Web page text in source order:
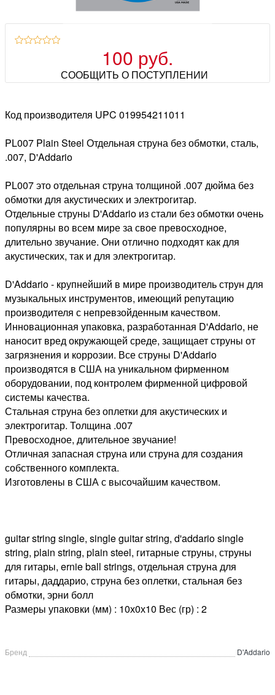
100 руб.
СООБЩИТЬ О ПОСТУПЛЕНИИ
Код производителя UPC 019954211011
PL007 Plain Steel Отдельная струна без обмотки, сталь,
.007, D'Addario
PL007 это отдельная струна толщиной .007 дюйма без
обмотки для акустических и электрогитар.
Отдельные струны D'Addario из стали без обмотки очень
популярны во всем мире за свое превосходное,
длительно звучание. Они отлично подходят как для
акустических, так и для электрогитар.
D'Addario - крупнейший в мире производитель струн для
музыкальных инструментов, имеющий репутацию
производителя с непревзойденным качеством.
Инновационная упаковка, разработанная D'Addario, не
наносит вред окружающей среде, защищает струны от
загрязнения и коррозии. Все струны D'Addario
производятся в США на уникальном фирменном
оборудовании, под контролем фирменной цифровой
системы качества.
Стальная струна без оплетки для акустических и
электрогитар. Толщина .007
Превосходное, длительное звучание!
Отличная запасная струна или струна для создания
собственного комплекта.
Изготовлены в США с высочайшим качеством.
guitar string single, single guitar string, d'addario single
string, plain string, plain steel, гитарные струны, струны
для гитары, ernie ball strings, отдельная струна для
гитары, даддарио, струна без оплетки, стальная без
обмотки, эрни болл
Размеры упаковки (мм) : 10х0х10 Вес (гр) : 2
Бренд D'Addario